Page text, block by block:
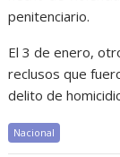
penitenciario.
El 3 de enero,
reclusos que
delito de
Nacional